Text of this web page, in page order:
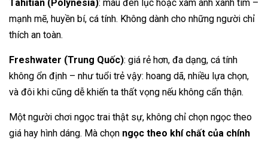
Tahitian (Polynesia): màu đen lục hoặc xám ánh xanh tím –
mạnh mẽ, huyền bí, cá tính. Không dành cho những người chỉ
thích an toàn.
Freshwater (Trung Quốc): giá rẻ hơn, đa dạng, cá tính
không ổn định – như tuổi trẻ vậy: hoang dã, nhiều lựa chọn,
và đôi khi cũng dễ khiến ta thất vọng nếu không cẩn thận.
Một người chơi ngọc trai thật sự, không chỉ chọn ngọc theo
giá hay hình dáng. Mà chọn ngọc theo khí chất của chính